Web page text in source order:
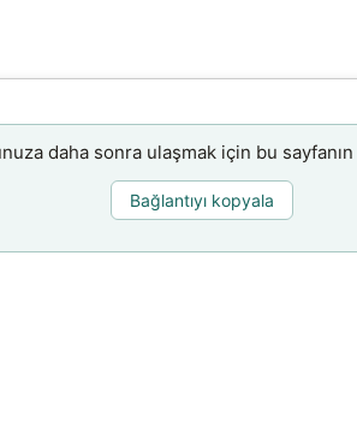
daha sonra ulaşmak için bu
Bağlantıyı kopyala